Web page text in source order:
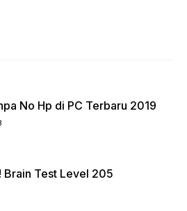
No Hp di PC Terbaru 2019
Brain Test Level 205